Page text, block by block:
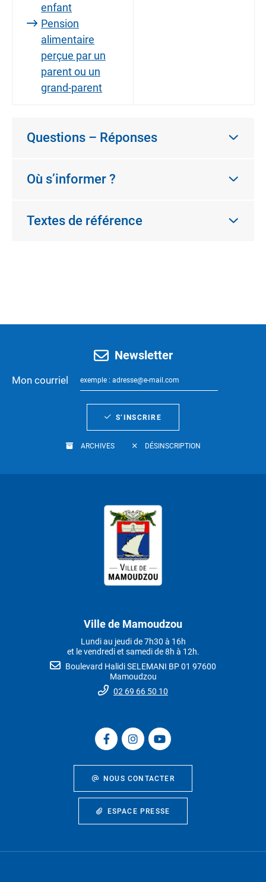
enfant
Pension
alimentaire
perçue par un
parent ou un
grand-parent
Questions – Réponses
Où s’informer ?
Textes de référence
Newsletter
Mon courriel
S’INSCRIRE
ARCHIVES DÉSINSCRIPTION
Ville de Mamoudzou
Lundi au jeudi de 7h30 à 16h
et le vendredi et samedi de 8h à 12h.
Boulevard Halidi SELEMANI BP 01 97600
Mamoudzou
02 69 66 50 10
NOUS CONTACTER
ESPACE PRESSE